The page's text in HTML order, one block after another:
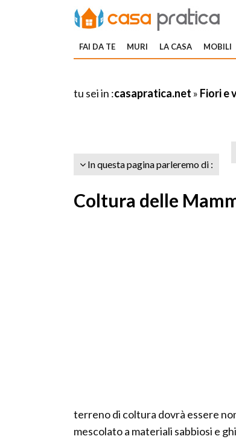
FAI DA TE MURI LA CASA MOBILI
tu sei in :casapratica.net » Fiori e
In questa pagina parleremo di :
Coltura delle
terreno di coltura dovrà essere
mescolato a materiali sabbiosi e